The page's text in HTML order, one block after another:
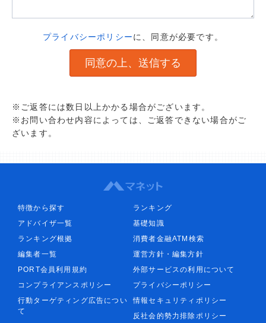
プライバシーポリシーに、同意が必要です。
※ご返答には数日以上かかる場合がございます。
※お問い合わせ内容によっては、ご返答できない場合がご
ざいます。
特徴から探す
ランキング
アドバイザ一覧
基礎知識
ランキング根拠
消費者金融ATM検索
編集者一覧
運営方針・編集方針
PORT会員利用規約
外部サービスの利用について
コンプライアンスポリシー
プライバシーポリシー
行動ターゲティング広告につい
て
情報セキュリティポリシー
反社会的勢力排除ポリシー